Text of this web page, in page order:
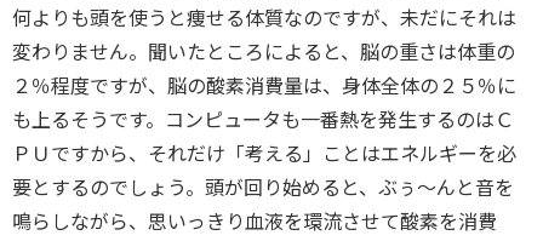
何よりも頭を使うと痩せる体質なのですが、未だにそれは
変わりません。聞いたところによると、脳の重さは体重の
２％程度ですが、脳の酸素消費量は、身体全体の２５％に
も上るそうです。コンピュータも一番熱を発生するのはＣ
ＰＵですから、それだけ「考える」ことはエネルギーを必
要とするのでしょう。頭が回り始めると、ぶぅ〜んと音を
鳴らしながら、思いっきり血液を環流させて酸素を消費